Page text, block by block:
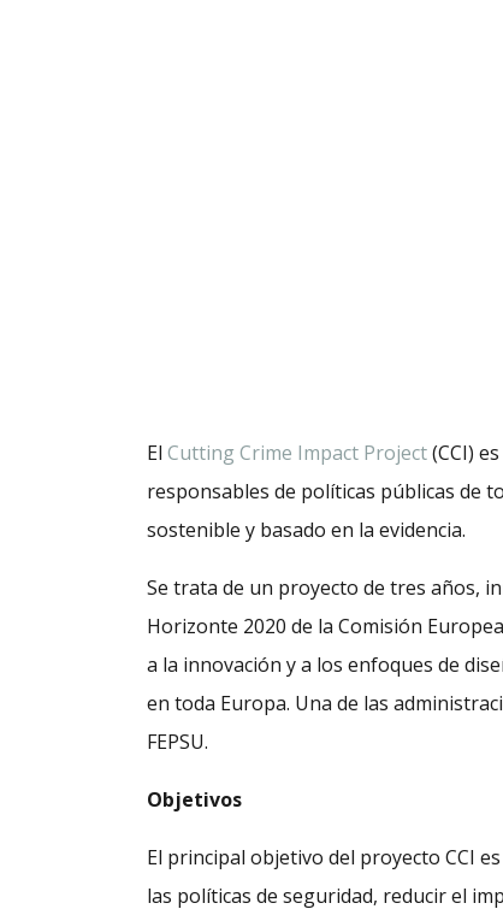
El Cutting Crime Impact Project(CCI)
responsables de políticas públicas de
sostenible y basado en la evidencia.
Se trata de un proyecto de tres años,
Horizonte 2020 de la Comisión
a la innovación y a los enfoques de
en toda Europa. Una de las
FEPSU.
Objetivos
El principal objetivo del proyecto CCI
las políticas de seguridad, reducir el